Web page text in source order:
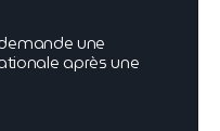
une
après une